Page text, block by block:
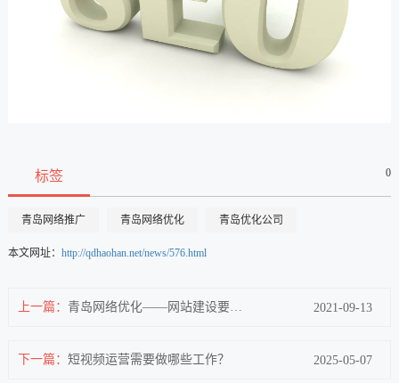
标签 0
青岛网络推广 青岛网络优化 青岛优化公司
本文网址： http://qdhaohan.net/news/576.html
上一篇： 青岛网络优化——网站建设要凸显企业品牌价值 2021-09-13
下一篇： 短视频运营需要做哪些工作？ 2025-05-07